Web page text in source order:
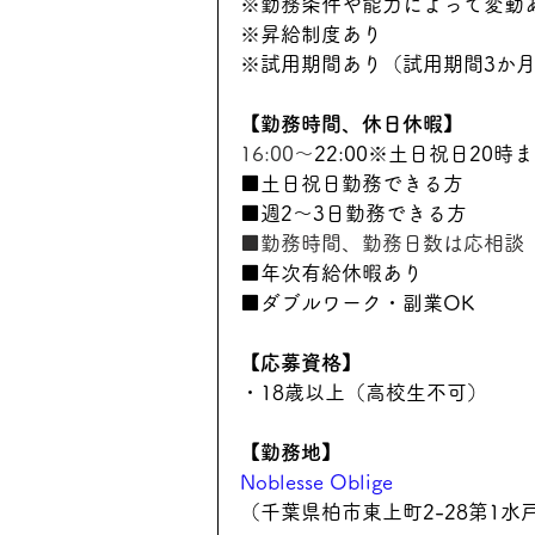
※勤務条件や能力によって変動
※昇給制度あり
※試用期間あり（試用期間3か月
【勤務時間、休日休暇】
16:00〜22:00※土日祝日20時
■土日祝日勤務できる方
■週2～3日勤務できる方
■勤務時間、勤務日数は応相談
■年次有給休暇あり
■ダブルワーク・副業OK
【応募資格】
・18歳以上（高校生不可）
【勤務地】
Noblesse Oblige
（千葉県柏市東上町2-28第1水